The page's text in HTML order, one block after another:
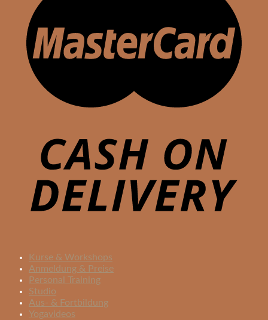
Kurse & Workshops
Anmeldung & Preise
Personal Training
Studio
Aus- & Fortbildung
Yogavideos